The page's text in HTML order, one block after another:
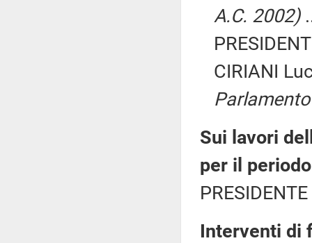
A.C. 2002)
CIRIANI
Parlamento
Sui lavori
per il
Interventi di